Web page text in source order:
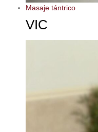
Masaje tántrico
VIC